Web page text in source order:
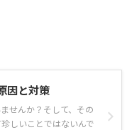
因と対策
せんか？そして、その
しいことではないんで